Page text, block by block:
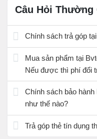
Câu Hỏi Thường
Chính sách trả góp
Mua sản phẩm tại
Nếu được thì phí đổi
Chính sách bảo
như thế nào?
Trả góp thẻ tín dụng